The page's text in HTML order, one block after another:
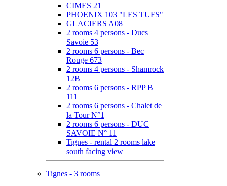
CIMES 21
PHOENIX 103 "LES TUFS"
GLACIERS A08
2 rooms 4 persons - Ducs
Savoie 53
2 rooms 6 persons - Bec
Rouge 673
2 rooms 4 persons - Shamrock
12B
2 rooms 6 persons - RPP B
111
2 rooms 6 persons - Chalet de
la Tour N°1
2 rooms 6 persons - DUC
SAVOIE N° 11
Tignes - rental 2 rooms lake
south facing view
Tignes - 3 rooms